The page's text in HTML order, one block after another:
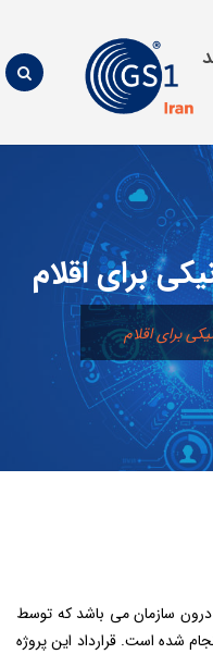
برای اقلام
برای اقلام
سازمان می باشد كه توسط
شده است. قرارداد اين پروژه